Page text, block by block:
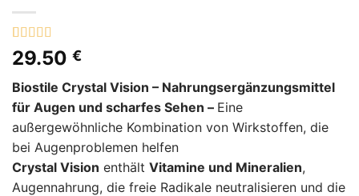
Bewertet
mit5von 5,
auf
1
Kundenbewertung
29.50 €
Biostile Crystal Vision – Nahrungsergänzungsmittel
für Augen und scharfes Sehen – Eine
außergewöhnliche Kombination von Wirkstoffen, die
bei Augenproblemen helfen
Crystal Vision enthält Vitamine und Mineralien,
Augennahrung, die freie Radikale neutralisieren und die